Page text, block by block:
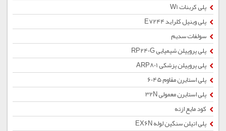
پلی کربنات W1
پلی وینیل کلراید E7244
سولفات سدیم
پلی پروپیلن شیمیایی RP240G
پلی پروپیلن پزشکی ARP801
پلی استایرن مقاوم 6045
پلی استایرن معمولی 32N
کود مایع ازته
پلی اتیلن سنگین لوله EX6N